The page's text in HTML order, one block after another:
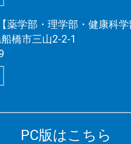
薬学部・理学部・健康科
橋市三山2-2-1
PC版はこちら